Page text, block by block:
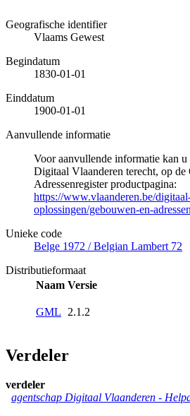
Geografische identifier
Vlaams Gewest
Begindatum
1830-01-01
Einddatum
1900-01-01
Aanvullende informatie
Voor aanvullende informatie kan u
Digitaal Vlaanderen terecht, op de
Adressenregister productpagina:
https://www.vlaanderen.be/
oplossingen/gebouwen-en-
Unieke code
Belge 1972 / Belgian Lambert 72
Distributieformaat
Naam Versie
GML 2.1.2
Verdeler
verdeler
agentschap Digitaal Vlaanderen -